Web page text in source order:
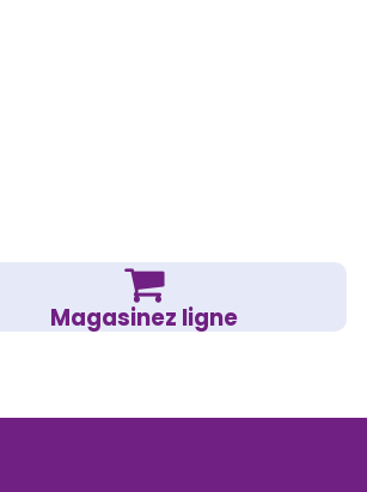
Magasinez ligne